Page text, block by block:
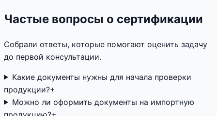
Частые вопросы о сертификации
Собрали ответы, которые помогают оценить задачу
до первой консультации.
Какие документы нужны для начала проверки
продукции?+
Можно ли оформить документы на импортную